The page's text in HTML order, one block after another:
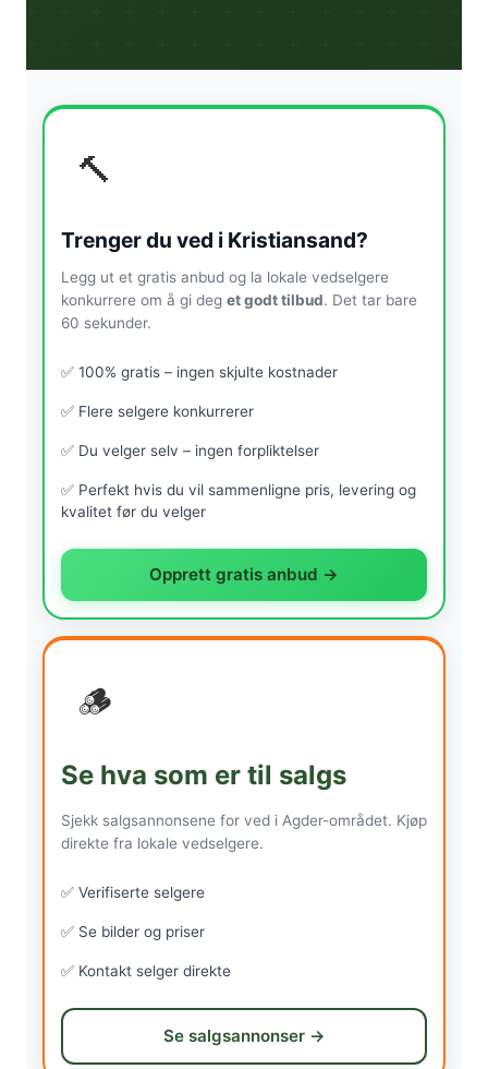
🔨
Trenger du ved i Kristiansand?
Legg ut et gratis anbud og la lokale vedselgere
konkurrere om å gi deg et godt tilbud. Det tar bare
60 sekunder.
✅ 100% gratis – ingen skjulte kostnader
✅ Flere selgere konkurrerer
✅ Du velger selv – ingen forpliktelser
✅ Perfekt hvis du vil sammenligne pris, levering og
kvalitet før du velger
Opprett gratis anbud →
🪵
Se hva som er til salgs
Sjekk salgsannonsene for ved i Agder-området. Kjøp
direkte fra lokale vedselgere.
✅ Verifiserte selgere
✅ Se bilder og priser
✅ Kontakt selger direkte
Se salgsannonser →